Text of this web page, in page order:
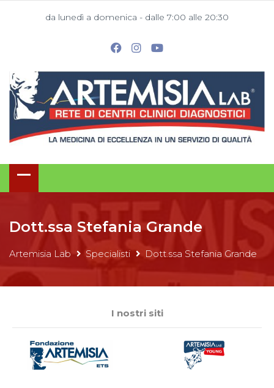
da lunedì a domenica - dalle 7:00 alle 20:30
Dott.ssa Stefania Grande
Artemisia Lab Specialisti Dott.ssa Stefania Grande
I nostri siti